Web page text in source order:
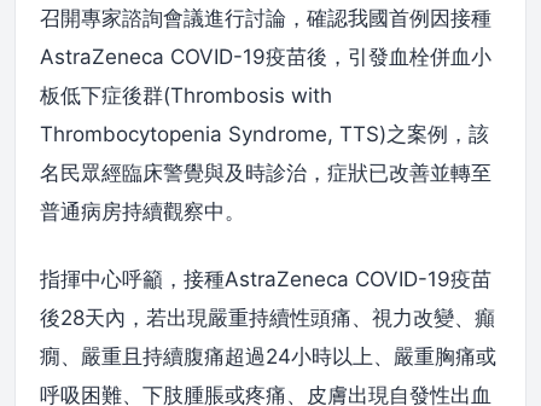
召開專家諮詢會議進行討論，確認我國首例因接種
AstraZeneca COVID-19疫苗後，引發血栓併血小
板低下症後群(Thrombosis with
Thrombocytopenia Syndrome, TTS)之案例，該
名民眾經臨床警覺與及時診治，症狀已改善並轉至
普通病房持續觀察中。
指揮中心呼籲，接種AstraZeneca COVID-19疫苗
後28天內，若出現嚴重持續性頭痛、視力改變、癲
癇、嚴重且持續腹痛超過24小時以上、嚴重胸痛或
呼吸困難、下肢腫脹或疼痛、皮膚出現自發性出血